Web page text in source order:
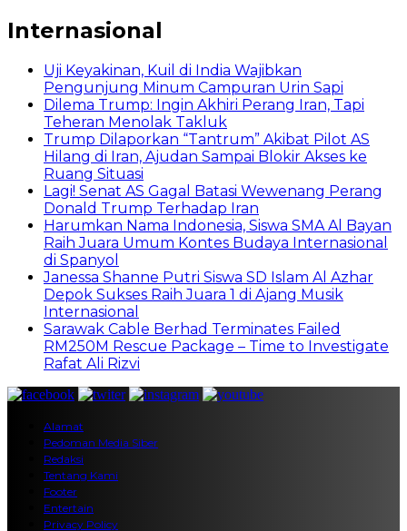
Internasional
Uji Keyakinan, Kuil di India Wajibkan
Pengunjung Minum Campuran Urin Sapi
Dilema Trump: Ingin Akhiri Perang Iran, Tapi
Teheran Menolak Takluk
Trump Dilaporkan “Tantrum” Akibat Pilot AS
Hilang di Iran, Ajudan Sampai Blokir Akses ke
Ruang Situasi
Lagi! Senat AS Gagal Batasi Wewenang Perang
Donald Trump Terhadap Iran
Harumkan Nama Indonesia, Siswa SMA Al Bayan
Raih Juara Umum Kontes Budaya Internasional
di Spanyol
Janessa Shanne Putri Siswa SD Islam Al Azhar
Depok Sukses Raih Juara 1 di Ajang Musik
Internasional
Sarawak Cable Berhad Terminates Failed
RM250M Rescue Package – Time to Investigate
Rafat Ali Rizvi
Alamat
Pedoman Media Siber
Redaksi
Tentang Kami
Footer
Entertain
Privacy Policy